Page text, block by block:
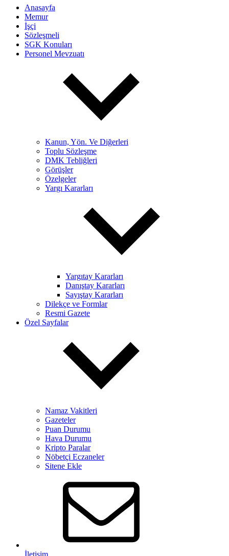
Anasayfa
Memur
İşçi
Sözleşmeli
SGK Konuları
Personel Mevzuatı
Kanun, Yön. Ve Diğerleri
Toplu Sözleşme
DMK Tebliğleri
Görüşler
Özelgeler
Yargı Kararları
Yargıtay Kararları
Danıştay Kararları
Sayıştay Kararları
Dilekçe ve Formlar
Resmi Gazete
Özel Sayfalar
Namaz Vakitleri
Gazeteler
Puan Durumu
Hava Durumu
Kripto Paralar
Nöbetçi Eczaneler
Sitene Ekle
İletişim